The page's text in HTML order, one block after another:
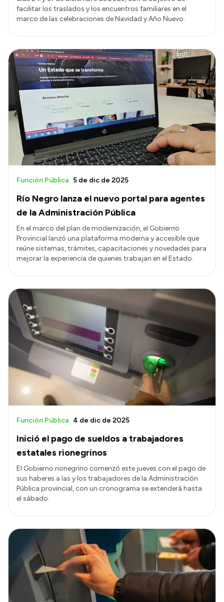
facilitar los traslados y los encuentros familiares en el
marco de las celebraciones de Navidad y Año Nuevo.
Río Negro lanza el nuevo portal para agentes
de la Administración Pública
Función Pública 5 de dic de 2025
En el marco del plan de modernización, el Gobierno
Provincial lanzó una plataforma moderna y accesible que
reúne sistemas, trámites, capacitaciones y novedades para
mejorar la experiencia de quienes trabajan en el Estado.
Inició el pago de sueldos a trabajadores
estatales rionegrinos
Función Pública 4 de dic de 2025
El Gobierno rionegrino comenzó este jueves con el pago de
sus haberes a las y los trabajadores de la Administración
Pública provincial, con un cronograma se extenderá hasta
el sábado.